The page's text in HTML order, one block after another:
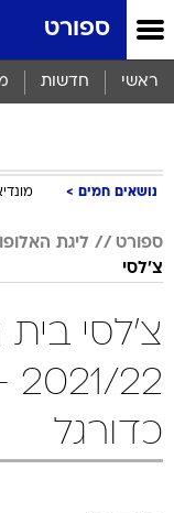
ספורט
ראשי חדשות
נושאים חמים מונדיאל
ספורט ליגת האלופות 2021/22 -שלב
צ'לסי
צ'לסי בית
כדורגל